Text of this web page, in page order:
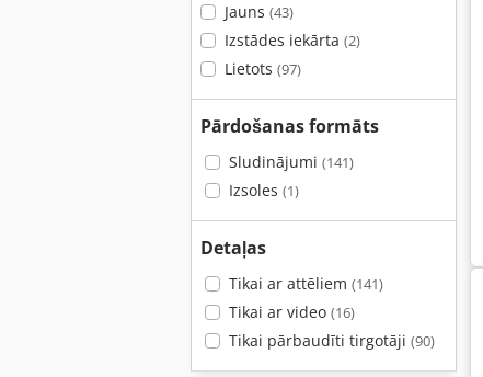
Jauns (43)
Izstādes iekārta (2)
Lietots (97)
Pārdošanas formāts
Sludinājumi (141)
Izsoles (1)
Detaļas
Tikai ar attēliem (141)
Tikai ar video (16)
Tikai pārbaudīti tirgotāji (90)